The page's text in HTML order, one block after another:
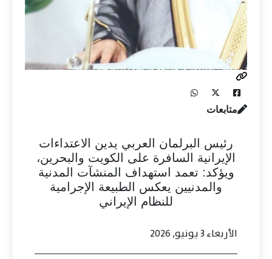
متابعات
رئيس البرلمان العربي يدين الاعتداءات
الإيرانية السافرة على الكويت والبحرين،
ويؤكد: تعمد استهداف المنشآت المدنية
والمدنيين يعكس الطبيعة الإجرامية
للنظام الإيراني
الأربعاء 3 يونيو, 2026